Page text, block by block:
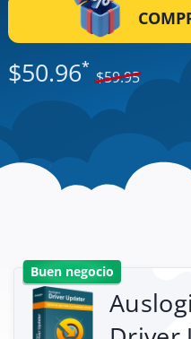
$50.96* $59.95
Buen negocio